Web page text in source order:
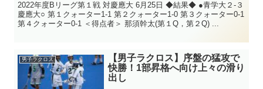
2022年度Bリーグ第１戦 対慶應大 6月25日 ◆結果◆ ●青学大２-３
慶應大○ 第１クォーター1-1 第２クォーター1-0 第３クォーター0-1
第４クォーター0-1 ＜得点者＞ 那須幹太(第１Q，第２Q) ...
男子ラクロス
【男子ラクロス】序盤の猛攻で
快勝！1部昇格へ向け上々の滑り
出し